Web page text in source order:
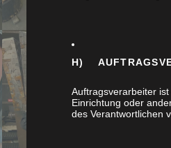
H)
Auftragsverarbeiter
Einrichtung oder
des Verantwortlichen